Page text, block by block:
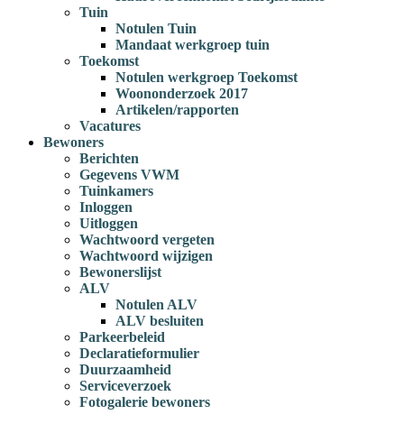
Tuin
Notulen Tuin
Mandaat werkgroep tuin
Toekomst
Notulen werkgroep Toekomst
Woononderzoek 2017
Artikelen/rapporten
Vacatures
Bewoners
Berichten
Gegevens VWM
Tuinkamers
Inloggen
Uitloggen
Wachtwoord vergeten
Wachtwoord wijzigen
Bewonerslijst
ALV
Notulen ALV
ALV besluiten
Parkeerbeleid
Declaratieformulier
Duurzaamheid
Serviceverzoek
Fotogalerie bewoners